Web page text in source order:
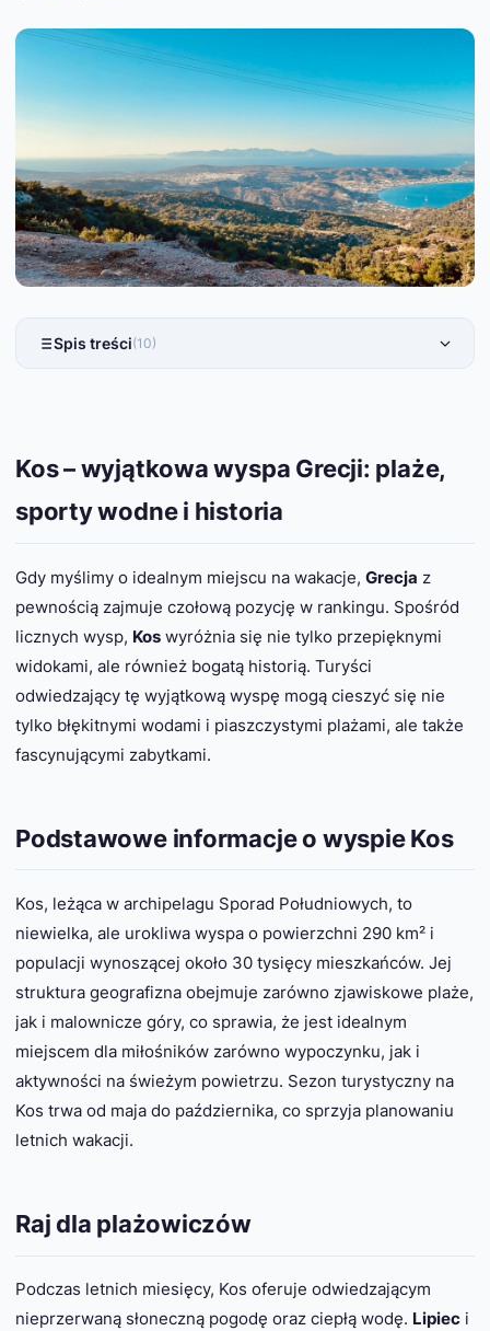
Spis treści(10)
Kos – wyjątkowa wyspa Grecji: plaże,
sporty wodne i historia
Gdy myślimy o idealnym miejscu na wakacje, Grecja z
pewnością zajmuje czołową pozycję w rankingu. Spośród
licznych wysp, Kos wyróżnia się nie tylko przepięknymi
widokami, ale również bogatą historią. Turyści
odwiedzający tę wyjątkową wyspę mogą cieszyć się nie
tylko błękitnymi wodami i piaszczystymi plażami, ale także
fascynującymi zabytkami.
Podstawowe informacje o wyspie Kos
Kos, leżąca w archipelagu Sporad Południowych, to
niewielka, ale urokliwa wyspa o powierzchni 290 km² i
populacji wynoszącej około 30 tysięcy mieszkańców. Jej
struktura geografizna obejmuje zarówno zjawiskowe plaże,
jak i malownicze góry, co sprawia, że jest idealnym
miejscem dla miłośników zarówno wypoczynku, jak i
aktywności na świeżym powietrzu. Sezon turystyczny na
Kos trwa od maja do października, co sprzyja planowaniu
letnich wakacji.
Raj dla plażowiczów
Podczas letnich miesięcy, Kos oferuje odwiedzającym
nieprzerwaną słoneczną pogodę oraz ciepłą wodę. Lipiec i